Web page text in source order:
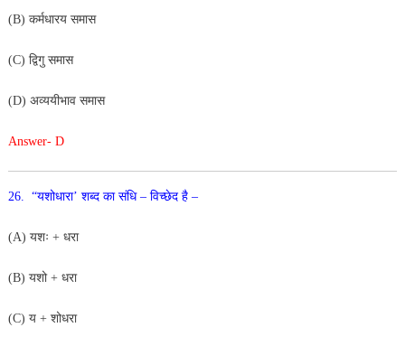
(B) कर्मधारय समास
(C) द्विगु समास
(D) अव्ययीभाव समास
Answer- D
26. “यशोधारा’ शब्द का संधि – विच्छेद है –
(A) यशः + धरा
(B) यशो + धरा
(C) य + शोधरा